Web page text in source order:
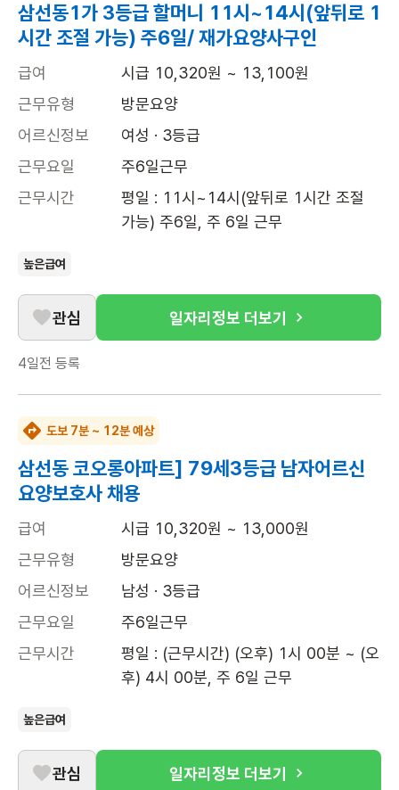
삼선동1가 3등급 할머니 11시~14시(앞뒤로 1
시간 조절 가능) 주6일/ 재가요양사구인
급여
시급 10,320원 ~ 13,100원
근무유형
방문요양
어르신정보
여성 · 3등급
근무요일
주6일근무
근무시간
평일 : 11시~14시(앞뒤로 1시간 조절
가능) 주6일, 주 6일 근무
높은급여
관심 일자리정보 더보기
4일전 등록
도보 7분 ~ 12분 예상
삼선동 코오롱아파트] 79세3등급 남자어르신
요양보호사 채용
급여
시급 10,320원 ~ 13,000원
근무유형
방문요양
어르신정보
남성 · 3등급
근무요일
주6일근무
근무시간
평일 : (근무시간) (오후) 1시 00분 ~ (오
후) 4시 00분, 주 6일 근무
높은급여
관심 일자리정보 더보기